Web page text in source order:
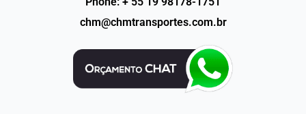
chm@chmtransportes.com.br